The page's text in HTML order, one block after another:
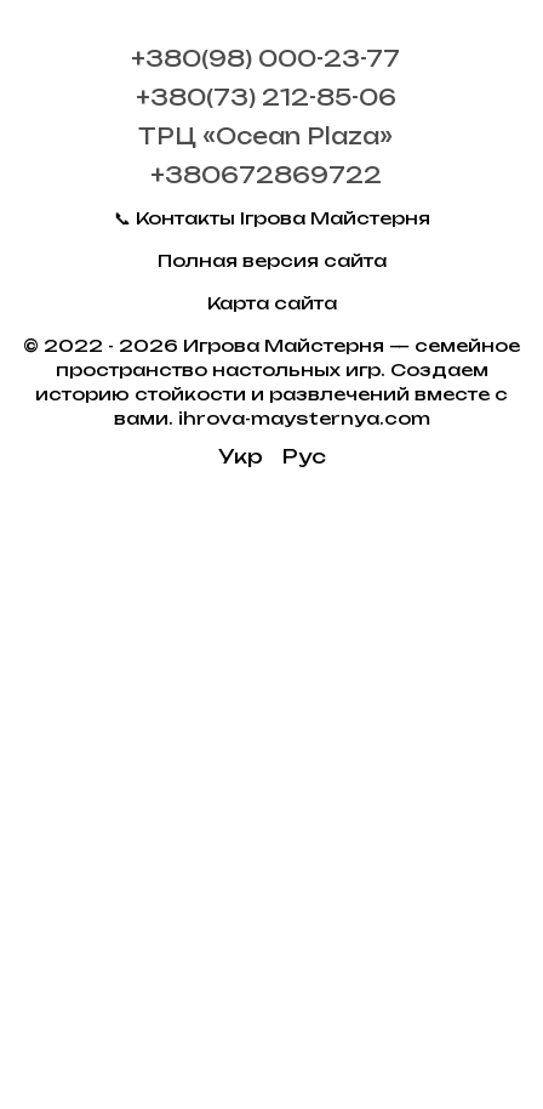
+380(98) 000-23-77
+380(73) 212-85-06
ТРЦ «Ocean Plaza»
+380672869722
📞 Контакты Ігрова Майстерня
Полная версия сайта
Карта сайта
© 2022 - 2026 Игрова Майстерня — семейное
пространство настольных игр. Создаем
историю стойкости и развлечений вместе с
вами. ihrova-maysternya.com
Укр Рус